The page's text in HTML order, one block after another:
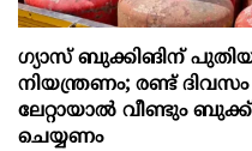
ഗ്യാസ് ബുക്കിങിന്
നിയന്ത്രണം; രണ്ട് ദിവസം
ലേറ്റായാൽ വീണ്ടും ബുക്ക്
ചെയ്യണം